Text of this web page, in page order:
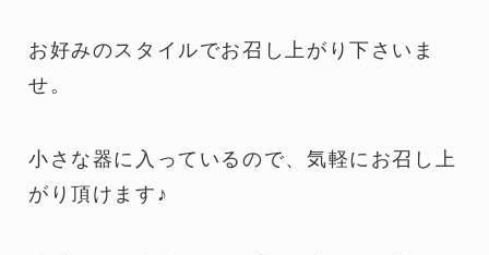
お好みのスタイルでお召し上がり下さいま
せ。
小さな器に入っているので、気軽にお召し上
がり頂けます♪